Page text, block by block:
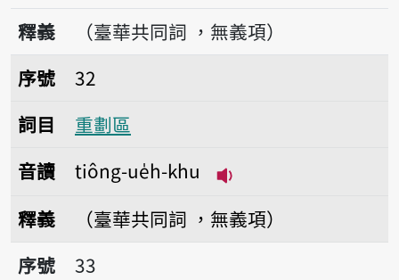
播放音讀tiong-khu
釋義
（臺華共同詞 ，無義項）
序號32重劃區
序號
32
詞目
重劃區
音讀
tiông-ue̍h-khu
釋義
（臺華共同詞 ，無義項）
序號33災區
序號
33